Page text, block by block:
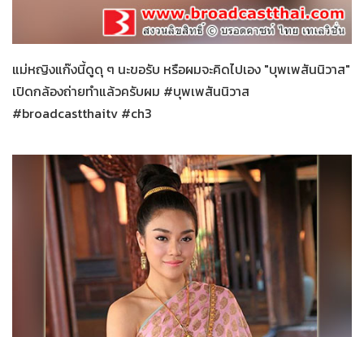
บุพเพสันนิวาส
แม่หญิงแก๊งนี้ดูดุ ๆ นะขอรับ หรือผมจะคิดไปเอง "บุพเพสันนิวาส"
เปิดกล้องถ่ายทำแล้วครับผม #บุพเพสันนิวาส
#broadcastthaitv #ch3